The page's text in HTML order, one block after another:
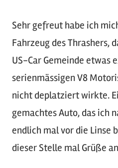
Sehr gefreut habe ich
Fahrzeug des Thrashers,
US-Car Gemeinde etwas
serienmässigen V8
nicht deplatziert wirkte.
gemachtes Auto, das ich
endlich mal vor die Linse
dieser Stelle mal Grüße